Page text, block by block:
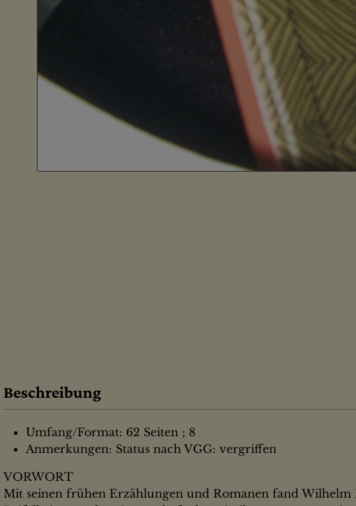
Beschreibung
Umfang/Format: 62 Seiten ; 8
Anmerkungen: Status nach VGG: vergriffen
VORWORT
Mit seinen frühen Erzählungen und Romanen fand Wilhelm